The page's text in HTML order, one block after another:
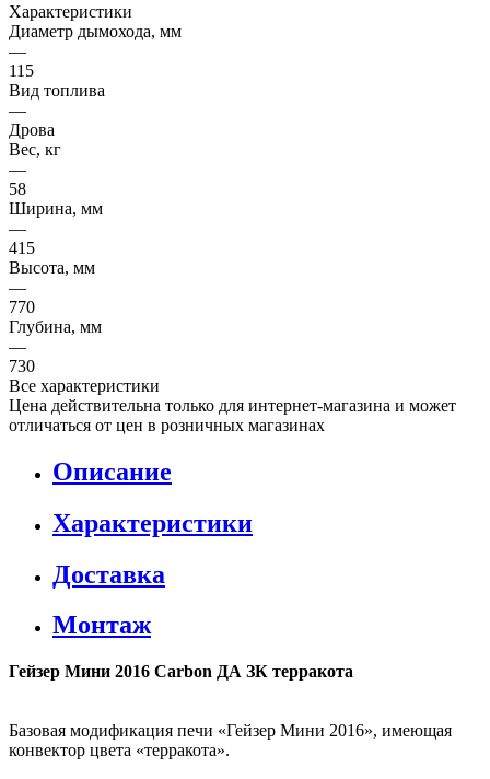
Характеристики
Диаметр дымохода, мм
—
115
Вид топлива
—
Дрова
Вес, кг
—
58
Ширина, мм
—
415
Высота, мм
—
770
Глубина, мм
—
730
Все характеристики
Цена действительна только для интернет-магазина и может
отличаться от цен в розничных магазинах
Описание
Характеристики
Доставка
Монтаж
Гейзер Мини 2016 Carbon ДА ЗК терракота
Базовая модификация печи «Гейзер Мини 2016», имеющая
конвектор цвета «терракота».